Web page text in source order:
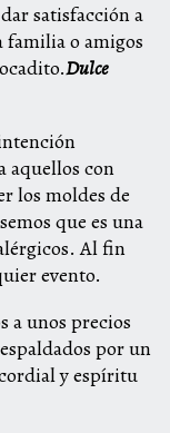
satisfacción a
familia o amigos
Dulce
aquellos con
los moldes de
que es una
Al fin
evento.
a unos precios
por un
y espíritu